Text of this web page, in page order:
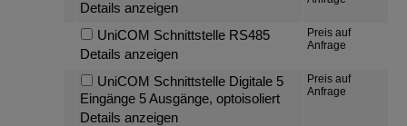
Details anzeigen
UniCOM Schnittstelle RS485
Details anzeigen
Preis auf
Anfrage
UniCOM Schnittstelle Digitale 5
Eingänge 5 Ausgänge, optoisoliert
Details anzeigen
Preis auf
Anfrage